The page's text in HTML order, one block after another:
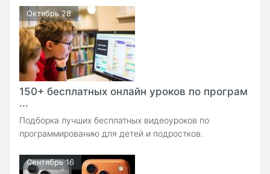
Октябрь 28
150+ бесплатных онлайн уроков по програм
...
Подборка лучших бесплатных видеоуроков по
программированию для детей и подростков.
Сентябрь 16